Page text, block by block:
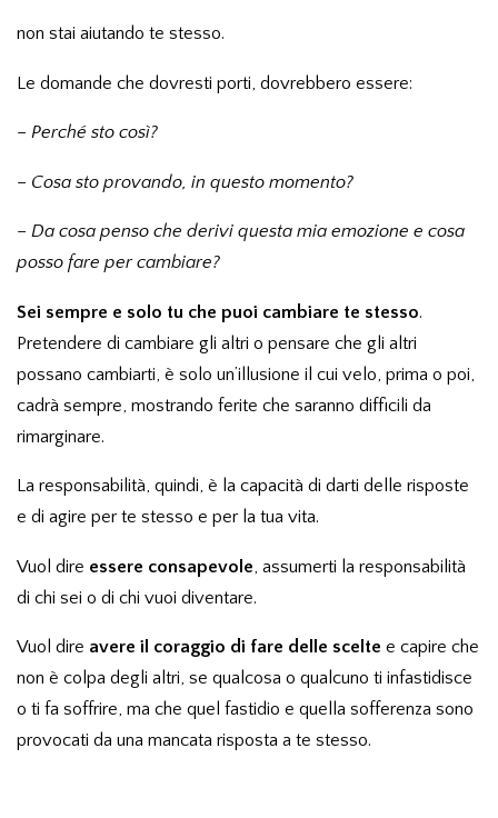
non stai aiutando te stesso.
Le domande che dovresti porti, dovrebbero essere:
– Perché sto così?
– Cosa sto provando, in questo momento?
– Da cosa penso che derivi questa mia emozione e cosa
posso fare per cambiare?
Sei sempre e solo tu che puoi cambiare te stesso.
Pretendere di cambiare gli altri o pensare che gli altri
possano cambiarti, è solo un’illusione il cui velo, prima o poi,
cadrà sempre, mostrando ferite che saranno difficili da
rimarginare.
La responsabilità, quindi, è la capacità di darti delle risposte
e di agire per te stesso e per la tua vita.
Vuol dire essere consapevole, assumerti la responsabilità
di chi sei o di chi vuoi diventare.
Vuol dire avere il coraggio di fare delle scelte e capire che
non è colpa degli altri, se qualcosa o qualcuno ti infastidisce
o ti fa soffrire, ma che quel fastidio e quella sofferenza sono
provocati da una mancata risposta a te stesso.